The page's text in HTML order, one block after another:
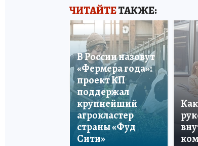
ЧИТАЙТЕТАКЖЕ:
В России назовут
«Фермера года»:
проект КП
поддержал
крупнейший
агрокластер
страны «Фуд
Сити»